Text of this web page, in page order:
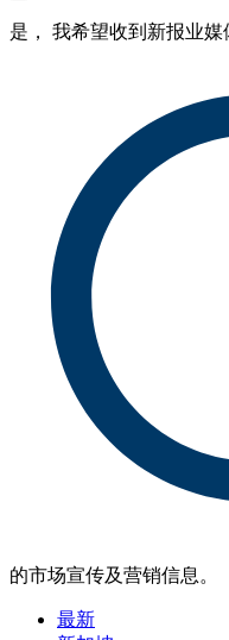
是， 我希望收到新报业媒
的市场宣传及营销信息。
最新